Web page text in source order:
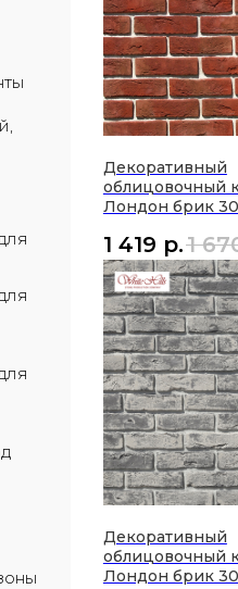
Декоративный
облицовочный
Лондон брик
1 419 р.1
Декоративный
облицовочный
Лондон брик